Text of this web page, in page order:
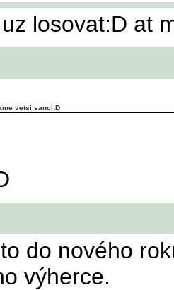
losovat:D at
vetsi sanci:D
do nového
výherce.